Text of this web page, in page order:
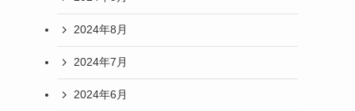
2024年8月
2024年7月
2024年6月